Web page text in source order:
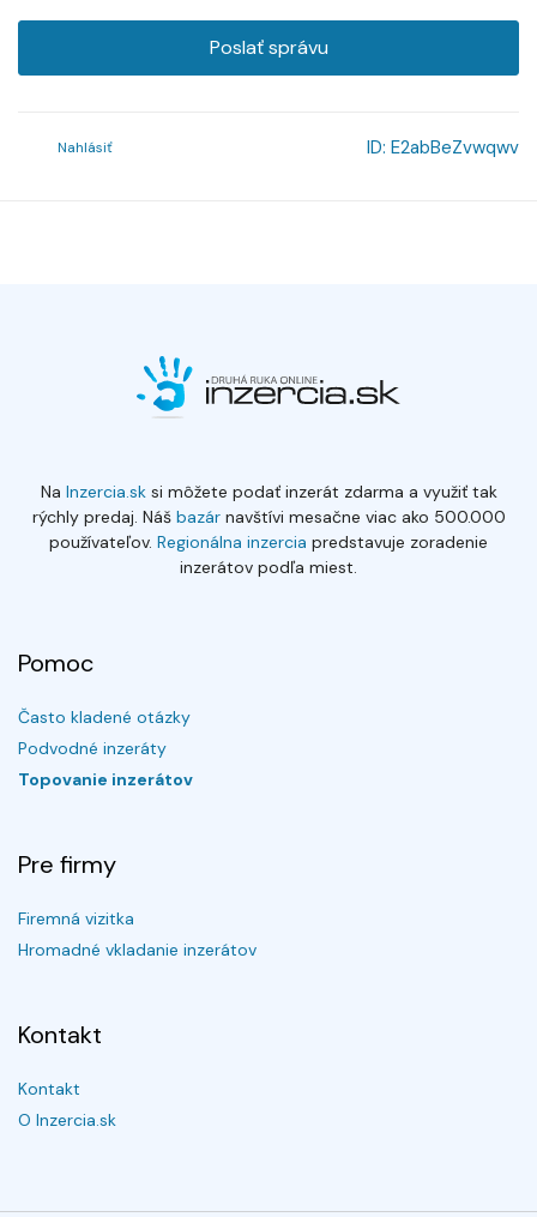
Poslať správu
Nahlásiť ID: E2abBeZvwqwv
Na Inzercia.sksi môžete podať inzerát zdarma a využiť tak
rýchly predaj. Náš bazárnavštívi mesačne viac ako 500.000
používateľov. Regionálna inzercia predstavuje zoradenie
inzerátov podľa miest.
Pomoc
Často kladené otázky
Podvodné inzeráty
Topovanie inzerátov
Pre firmy
Firemná vizitka
Hromadné vkladanie inzerátov
Kontakt
Kontakt
O Inzercia.sk